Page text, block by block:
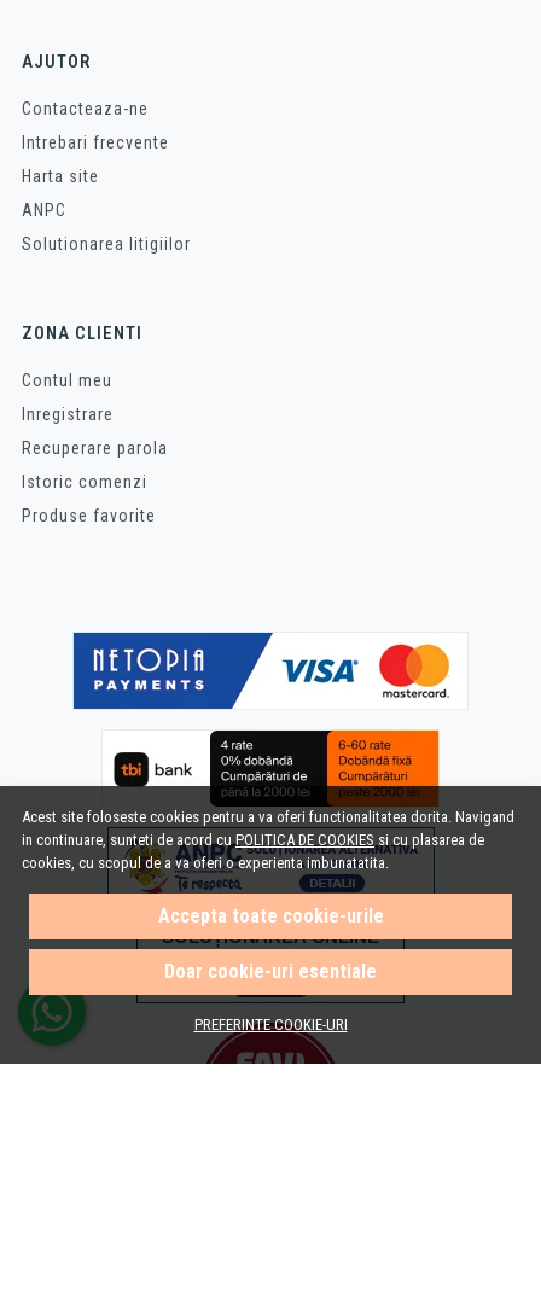
Acest site foloseste cookies pentru a va oferi functionalitatea dorita. Navigand
in continuare, sunteti de acord cuPOLITICA DE COOKIES si cu plasarea de
cookies, cu scopul de a va oferi o experienta imbunatatita.
Accepta toate cookie-urile
Doar cookie-uri esentiale
PREFERINTE COOKIE-URI
AJUTOR
Contacteaza-ne
Intrebari frecvente
Harta site
ANPC
Solutionarea litigiilor
ZONA CLIENTI
Contul meu
Inregistrare
Recuperare parola
Istoric comenzi
Produse favorite